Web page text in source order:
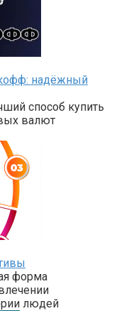
надёжный
способ купить
валют
форма
людей